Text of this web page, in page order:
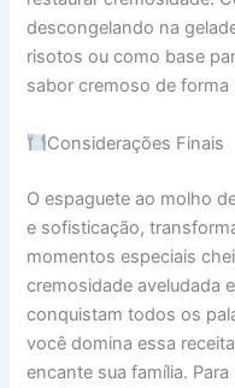
descongelando na
risotos ou como base
sabor cremoso de forma
Considerações Finais
O espaguete ao molho
e sofisticação,
momentos especiais
cremosidade aveludada
conquistam todos os
você domina essa
encante sua família.